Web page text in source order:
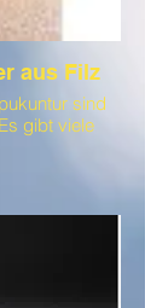
aus Filz
sind
gibt viele